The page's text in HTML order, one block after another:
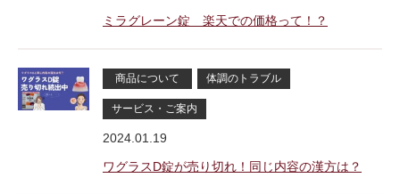
ミラグレーン錠 楽天での価格って！？
商品について 体調のトラブル
サービス・ご案内
2024.01.19
ワグラスD錠が売り切れ！同じ内容の漢方は？